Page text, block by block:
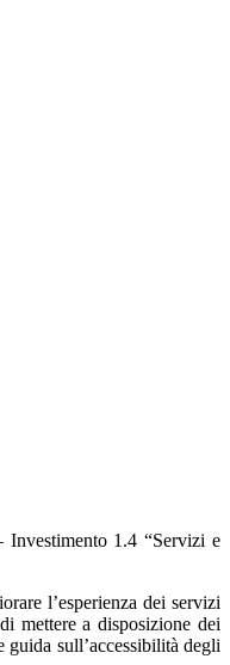
1.4 “Servizi e
l’esperienza dei servizi
mettere a disposizione dei
sull’accessibilità degli